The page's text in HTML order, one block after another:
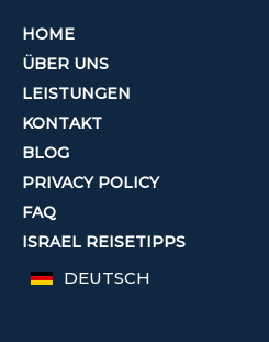
HOME
ÜBER UNS
LEISTUNGEN
KONTAKT
BLOG
PRIVACY POLICY
FAQ
ISRAEL REISETIPPS
DEUTSCH